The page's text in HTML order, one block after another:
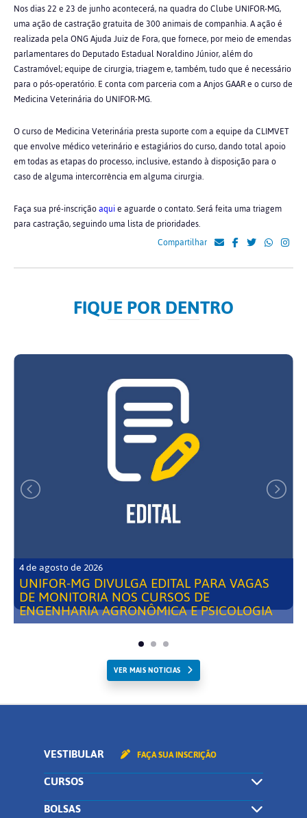
Nos dias 22 e 23 de junho acontecerá, na quadra do Clube UNIFOR-MG,
uma ação de castração gratuita de 300 animais de companhia. A ação é
realizada pela ONG Ajuda Juiz de Fora,que fornece, por meio de emendas
parlamentares do Deputado Estadual Noraldino Júnior, além do
Castramóvel; equipe de cirurgia, triagem e, também, tudo que é necessário
para o pós-operatório.E conta com parceria com a Anjos GAAR e o curso de
Medicina Veterinária do UNIFOR-MG.
O curso de Medicina Veterinária presta suporte com a equipe da CLIMVET
que envolve médico veterinário e estagiários do curso, dando total apoio
em todas as etapas do processo, inclusive, estando à disposição para o
caso de alguma intercorrência em alguma cirurgia.
Faça sua pré-inscriçãoaquie aguarde o contato. Será feita uma triagem
para castração, seguindo uma lista de prioridades.
Compartilhar
FIQUE POR DENTRO
4 de agosto de 2026
UNIFOR-MG DIVULGA EDITAL PARA VAGAS
DE MONITORIA NOS CURSOS DE
ENGENHARIA AGRONÔMICA E PSICOLOGIA
VER MAIS NOTICIAS
VESTIBULAR FAÇA SUA INSCRIÇÃO
CURSOS
BOLSAS